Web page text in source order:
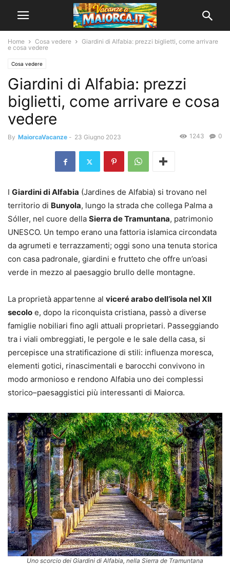
Home Cosa vedere
Giardini di Alfabia: prezzi biglietti, come arrivare
e cosa vedere
Cosa vedere
Giardini di Alfabia: prezzi
biglietti, come arrivare e cosa
vedere
By MaiorcaVacanze - 23 Giugno 2023 0
1243
I Giardini di Alfabia (Jardines de Alfabia) si trovano nel
territorio di Bunyola, lungo la strada che collega Palma a
Sóller, nel cuore della Sierra de Tramuntana, patrimonio
UNESCO. Un tempo erano una fattoria islamica circondata
da agrumeti e terrazzamenti; oggi sono una tenuta storica
con casa padronale, giardini e frutteto che offre un’oasi
verde in mezzo al paesaggio brullo delle montagne.
La proprietà appartenne al viceré arabo dell’isola nel XII
secolo e, dopo la riconquista cristiana, passò a diverse
famiglie nobiliari fino agli attuali proprietari. Passeggiando
tra i viali ombreggiati, le pergole e le sale della casa, si
percepisce una stratificazione di stili: influenza moresca,
elementi gotici, rinascimentali e barocchi convivono in
modo armonioso e rendono Alfabia uno dei complessi
storico–paesaggistici più interessanti di Maiorca.
Uno scorcio dei Giardini di Alfabia, nella Sierra de Tramuntana